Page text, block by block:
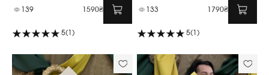
139 1590₴
5(1)
133 1790₴
5(1)